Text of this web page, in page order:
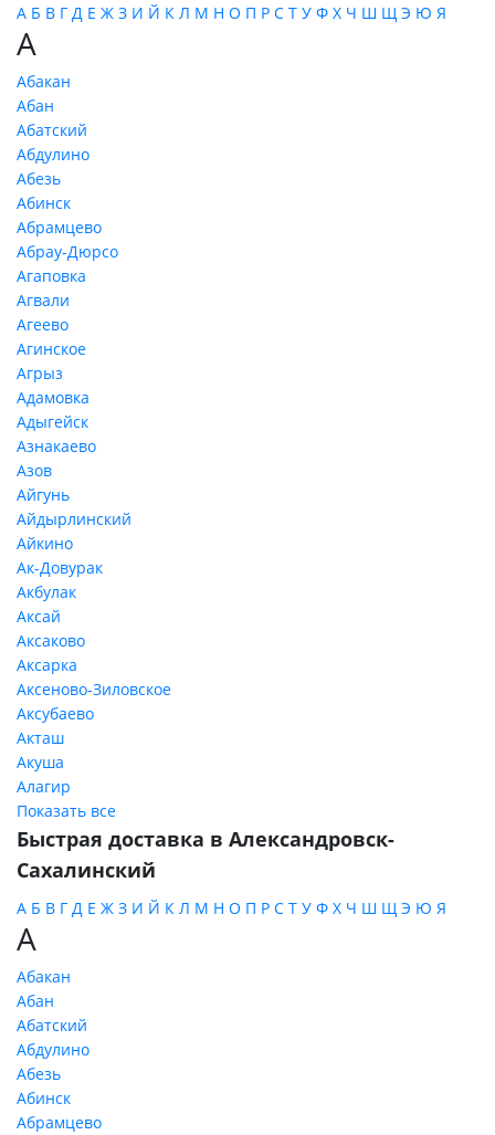
А Б В Г Д Е Ж З И Й К Л М Н О П Р С Т У Ф Х Ч Ш Щ Э Ю Я
А
Абакан
Абан
Абатский
Абдулино
Абезь
Абинск
Абрамцево
Абрау-Дюрсо
Агаповка
Агвали
Агеево
Агинское
Агрыз
Адамовка
Адыгейск
Азнакаево
Азов
Айгунь
Айдырлинский
Айкино
Ак-Довурак
Акбулак
Аксай
Аксаково
Аксарка
Аксеново-Зиловское
Аксубаево
Акташ
Акуша
Алагир
Показать все
Быстрая доставка в Александровск-
Сахалинский
А Б В Г Д Е Ж З И Й К Л М Н О П Р С Т У Ф Х Ч Ш Щ Э Ю Я
А
Абакан
Абан
Абатский
Абдулино
Абезь
Абинск
Абрамцево